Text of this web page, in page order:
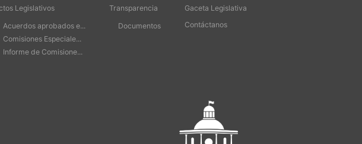
Legislativos
Acuerdos aprobados e...
Comisiones Especiale...
Informe de Comisione...
Transparencia
Documentos
Gaceta Legislativa
Contáctanos